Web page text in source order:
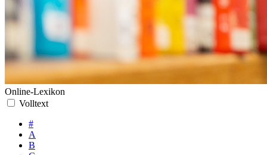
Online-Lexikon
Volltext
#
A
B